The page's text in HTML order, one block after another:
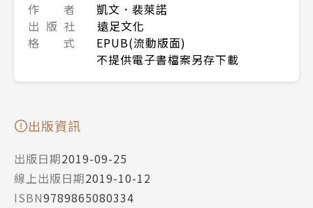
作 者
凱文．裴萊諾
出 版 社
遠足文化
格 式
EPUB(流動版面)
不提供電子書檔案另存下載
出版資訊
出版日期2019-09-25
線上出版日期2019-10-12
ISBN9789865080334